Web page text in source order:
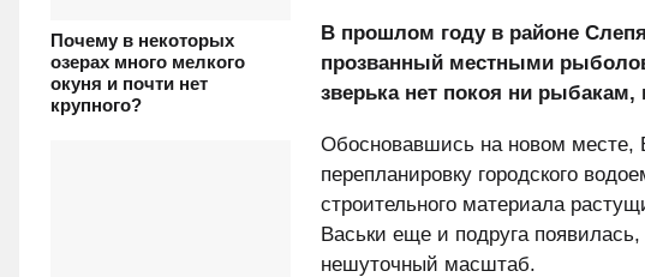
Почему в некоторых
озерах много мелкого
окуня и почти нет
крупного?
В прошлом году в районе
прозванный местными
зверька нет покоя ни
Обосновавшись на новом месте,
перепланировку городского
строительного материала
Васьки еще и подруга появилась,
нешуточный масштаб.